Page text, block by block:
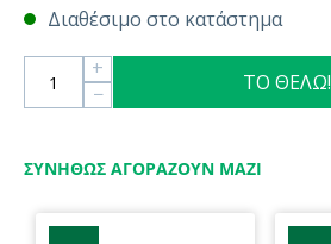
Διαθέσιμο στο κατάστημα
+
−
ΤΟ ΘΕΛΩ!
ΣΥΝΉΘΩΣ ΑΓΟΡΆΖΟΥΝ ΜΑΖΊ